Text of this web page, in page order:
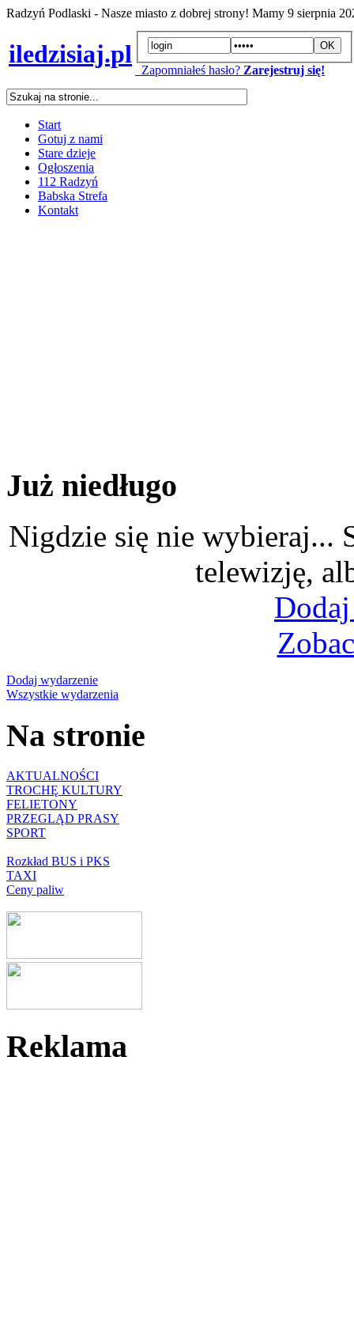
Radzyń Podlaski - Nasze miasto z dobrej strony! Mamy 9 sierpnia
iledzisiaj.pl
Zapomniałeś hasło? Zarejestruj się!
Start
Gotuj z nami
Stare dzieje
Ogłoszenia
112 Radzyń
Babska Strefa
Kontakt
Już niedługo
Nigdzie się nie wybieraj...
telewizję,
Dodaj wydarzenie
Wszystkie wydarzenia
Na stronie
AKTUALNOŚCI
TROCHĘ KULTURY
FELIETONY
PRZEGLĄD PRASY
SPORT
Rozkład BUS i PKS
TAXI
Ceny paliw
Reklama